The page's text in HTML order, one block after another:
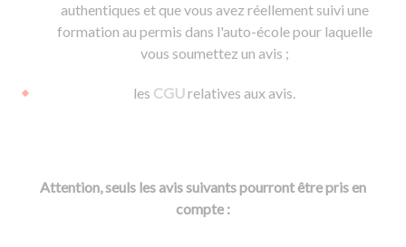
authentiques et que vous avez réellement suivi une
formation au permis dans l'auto-école pour laquelle
vous soumettez un avis ;
les CGUrelatives aux avis.
Attention, seuls les avis suivants pourront être pris en
compte :